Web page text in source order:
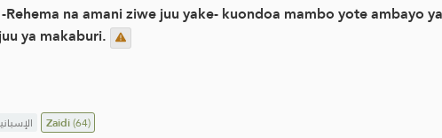
na amani ziwe juu yake- kuondoa mambo yote ambayo
ya makaburi.
Zaidi(64)